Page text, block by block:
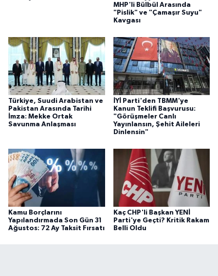
MHP'li Bülbül Arasında
"Pislik" ve "Çamaşır Suyu"
Kavgası
Türkiye, Suudi Arabistan ve
Pakistan Arasında Tarihi
İmza: Mekke Ortak
Savunma Anlaşması
İYİ Parti'den TBMM'ye
Kanun Teklifi Başvurusu:
"Görüşmeler Canlı
Yayınlansın, Şehit Aileleri
Dinlensin"
Kamu Borçlarını
Yapılandırmada Son Gün 31
Ağustos: 72 Ay Taksit Fırsatı
Kaç CHP'li Başkan YENİ
Parti'ye Geçti? Kritik Rakam
Belli Oldu